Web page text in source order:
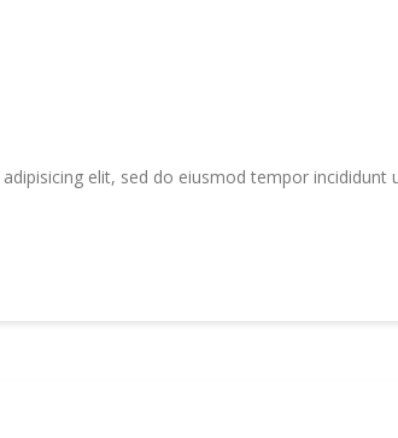
elit, sed do eiusmod tempor incididunt